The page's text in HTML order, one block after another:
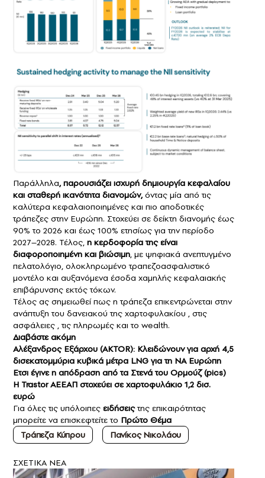
Παράλληλα, παρουσιάζει ισχυρή δημιουργία κεφαλαίου
και σταθερή ικανότητα διανομών,όντας μία από τις
καλύτερα κεφαλαιοποιημένες και πιο αποδοτικές
τράπεζες στην Ευρώπη. Στοχεύει σε δείκτη διανομής έως
90% το 2026 και έως 100% ετησίως για την περίοδο
2027–2028. Τέλος, η κερδοφορία της είναι
διαφοροποιημένη και βιώσιμη, με ψηφιακά ανεπτυγμένο
πελατολόγιο, ολοκληρωμένο τραπεζοασφαλιστικό
μοντέλο και αυξανόμενα έσοδα χαμηλής κεφαλαιακής
επιβάρυνσης εκτός τόκων.
Τέλος ας σημειωθεί πως η τράπεζα επικεντρώνεται στην
ανάπτυξη του δανειακού της χαρτοφυλακίου , στις
ασφάλειες , τις πληρωμές και το wealth.
Διαβάστε ακόμη
Αλέξανδρος Εξάρχου (AKTOR): Κλειδώνουν για αρχή 4,5
δισεκατομμύρια κυβικά μέτρα LNG για τη ΝΑ Ευρώπη
Ετσι έγινε η απόδραση από τα Στενά του Ορμούζ (pics)
Η Trastor ΑΕΕΑΠ στοχεύει σε χαρτοφυλάκιο 1,2 δισ.
ευρώ
Για όλες τις υπόλοιπες ειδήσειςτης επικαιρότητας
μπορείτε να επισκεφτείτε το Πρώτο Θέμα
Τράπεζα Κύπρου
Πανίκος Νικολάου
ΣXETIKA NEA